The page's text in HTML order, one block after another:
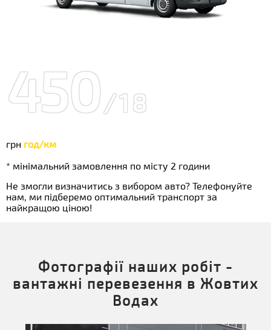
450/18
грн год/км
* мінімальний замовлення по місту 2 години
Не змогли визначитись з вибором авто? Телефонуйте
нам, ми підберемо оптимальний транспорт за
найкращою ціною!
Фотографії наших робіт -
вантажні перевезення в Жовтих
Водах